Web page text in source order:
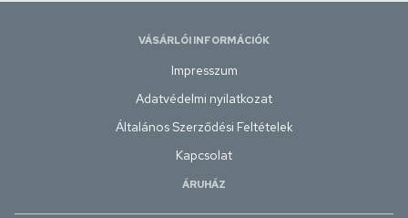
VÁSÁRLÓI INFORMÁCIÓK
Impresszum
Adatvédelmi nyilatkozat
Általános Szerződési Feltételek
Kapcsolat
ÁRUHÁZ